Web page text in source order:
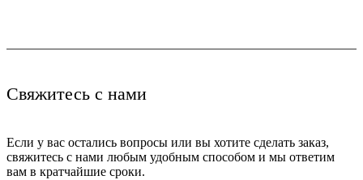
Свяжитесь с нами
Если у вас остались вопросы или вы хотите сделать заказ,
свяжитесь с нами любым удобным способом и мы ответим
вам в кратчайшие сроки.